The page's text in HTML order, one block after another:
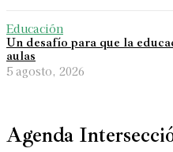
Educación
Un desafío para que la
aulas
5 agosto, 2026
Agenda